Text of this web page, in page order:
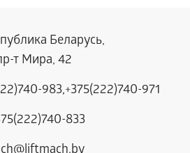
Беларусь,
т Мира, 42
983,+375(222)740-971
833